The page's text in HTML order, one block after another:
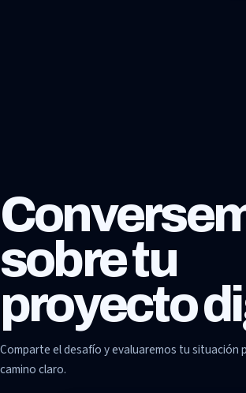
sobre tu
proyecto
Comparte el desafío y evaluaremos tu situación
camino claro.